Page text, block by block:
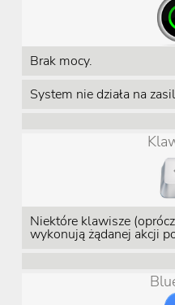
Brak mocy.
System nie działa na
Niektóre klawisze
wykonują żądanej akcji